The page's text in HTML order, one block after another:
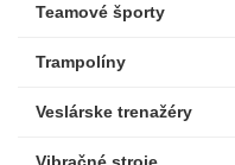
Teamové športy
Trampolíny
Veslárske trenažéry
Vibračné stroje